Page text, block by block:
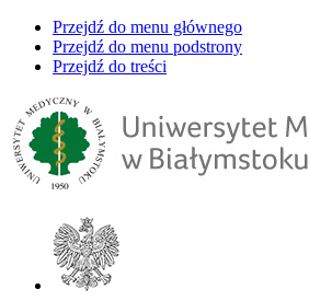
Przejdź do menu głównego
Przejdź do menu podstrony
Przejdź do treści